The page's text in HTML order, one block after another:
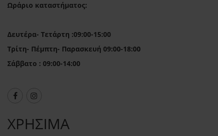
Ωράριο καταστήματος:
Δευτέρα- Τετάρτη :09:00-15:00
Τρίτη- Πέμπτη- Παρασκευή 09:00-18:00
Σάββατο : 09:00-14:00
ΧΡΗΣΙΜΑ